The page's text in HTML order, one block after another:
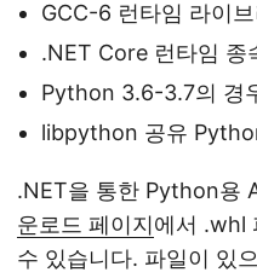
GCC-6 런타임 라이
.NET Core 런타임 종
Python 3.6-3.7의 경
libpython 공유
.NET을 통한 Python용
운로드 페이지에서 .whl
수 있습니다. 파일이 있